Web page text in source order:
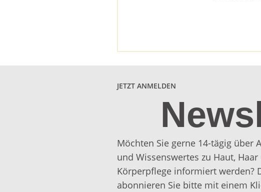
JETZT ANMELDEN
Möchten Sie gerne 14-tägig über
und Wissenswertes zu Haut, Haar
Körperpflege informiert werden?
abonnieren Sie bitte mit einem